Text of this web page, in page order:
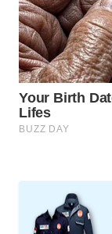
WAHANA
TRAVEL
WAHANA
TV
WAHANANEWS
CO ID